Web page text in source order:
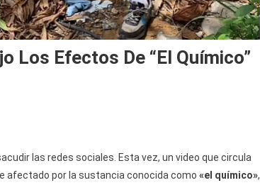
Los Efectos De “el Químico”
las redes sociales. Esta vez, un video que circula
afectado por la sustancia conocida como «el químico»,